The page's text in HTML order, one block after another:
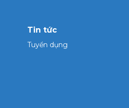
Tin tức
Tuyển dụng